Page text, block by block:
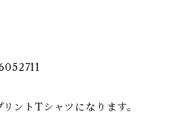
ントTシャツになります。